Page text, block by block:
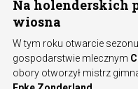
Na holenderskich
wiosna
W tym roku otwarcie
gospodarstwie mlecznym
obory otworzył mistrz